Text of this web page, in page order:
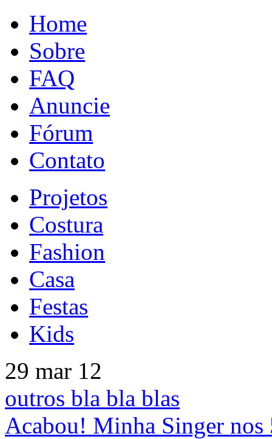
Home
Sobre
FAQ
Anuncie
Fórum
Contato
Projetos
Costura
Fashion
Casa
Festas
Kids
29 mar 12
outros bla bla blas
Acabou! Minha Singer nos